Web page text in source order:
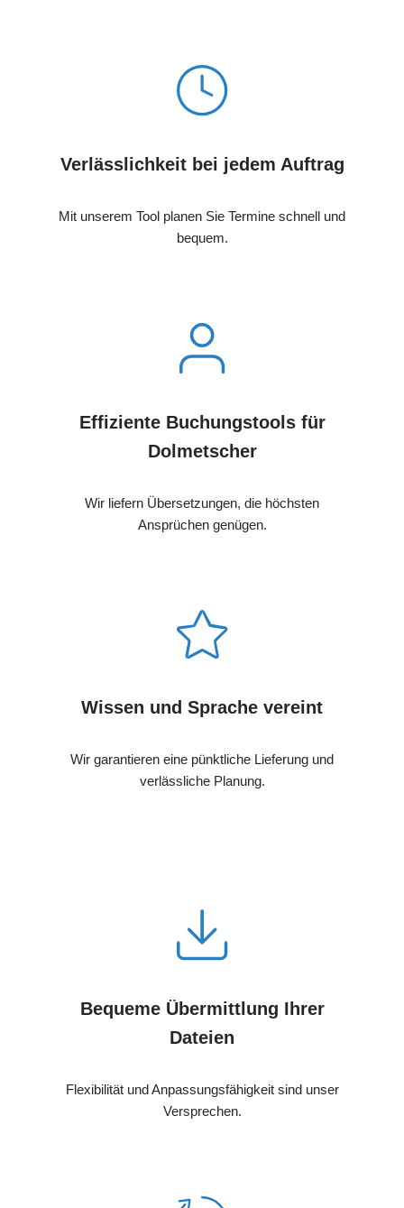
Verlässlichkeit bei jedem Auftrag
Mit unserem Tool planen Sie Termine schnell und
bequem.
Effiziente Buchungstools für
Dolmetscher
Wir liefern Übersetzungen, die höchsten
Ansprüchen genügen.
Wissen und Sprache vereint
Wir garantieren eine pünktliche Lieferung und
verlässliche Planung.
Bequeme Übermittlung Ihrer
Dateien
Flexibilität und Anpassungsfähigkeit sind unser
Versprechen.